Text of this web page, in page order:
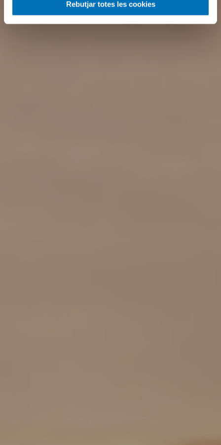
Rebutjar totes les cookies